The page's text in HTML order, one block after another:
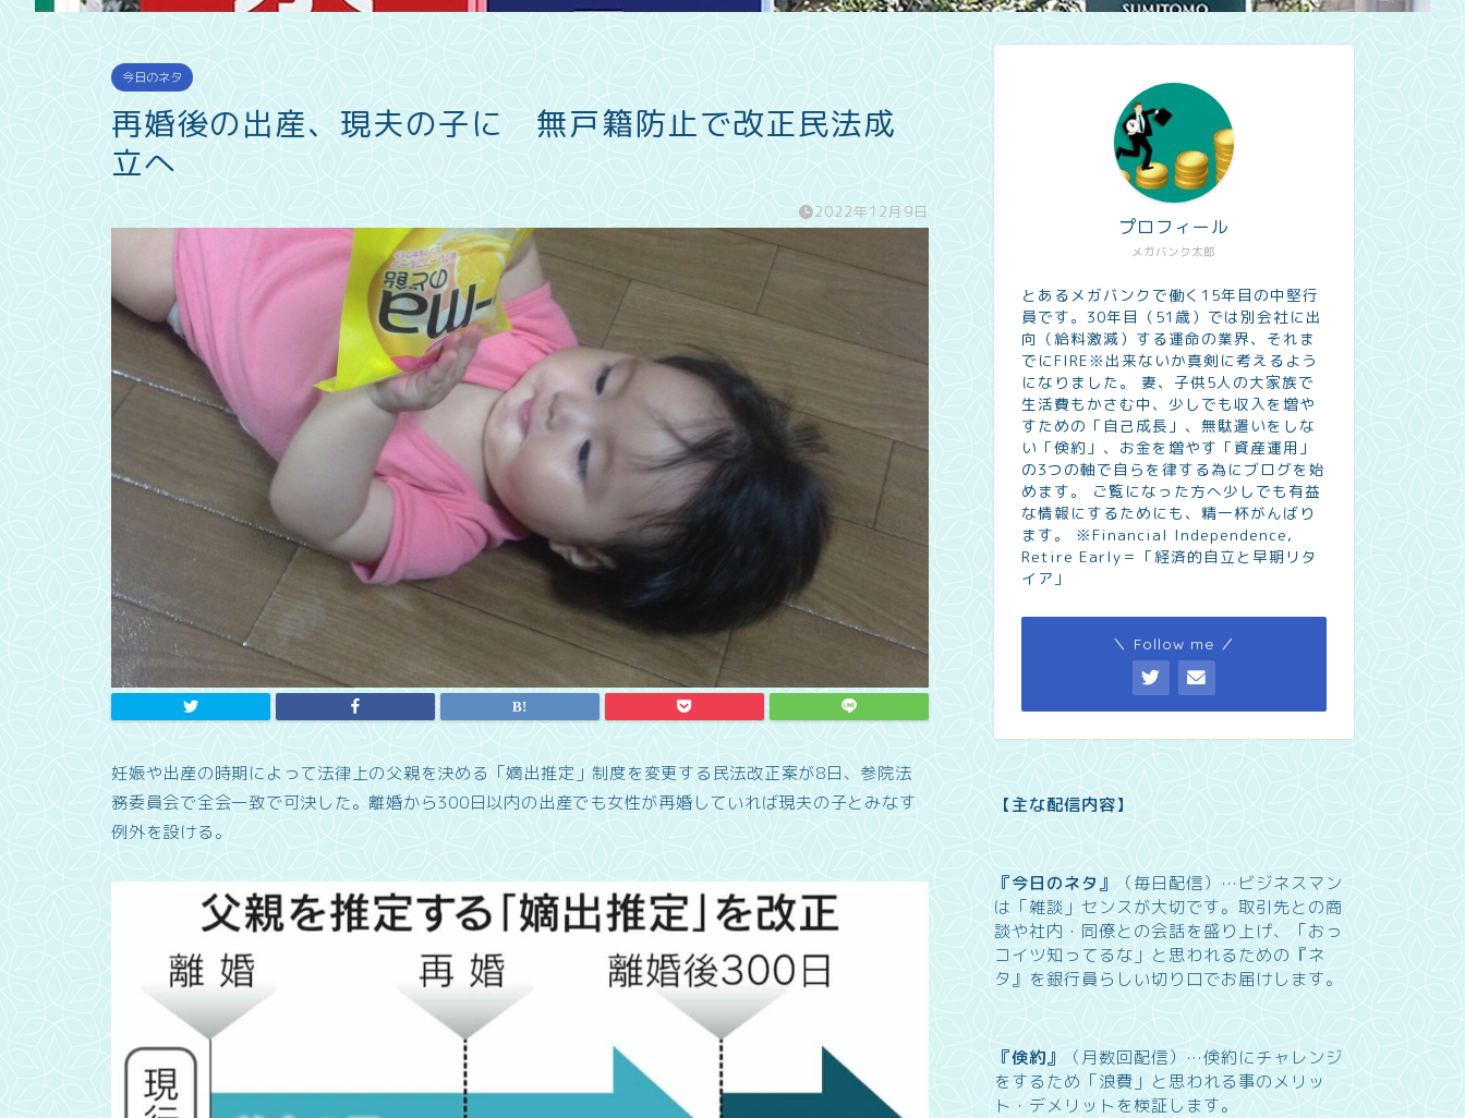
今日のネタ
再婚後の出産、現夫の子に 無戸籍防止で改正民法成
立へ
2022年12月9日
妊娠や出産の時期によって法律上の父親を決める「嫡出推定」制度を変更する民法改正案が8日、参院法
務委員会で全会一致で可決した。離婚から300日以内の出産でも女性が再婚していれば現夫の子とみなす
例外を設ける。
メガバンク太郎
プロフィール
とあるメガバンクで働く15年目の中堅行
員です。30年目（51歳）では別会社に出
向（給料激減）する運命の業界、それま
でにFIRE※出来ないか真剣に考えるよう
になりました。 妻、子供5人の大家族で
生活費もかさむ中、少しでも収入を増や
すための「自己成長」、無駄遣いをしな
い「倹約」、お金を増やす「資産運用」
の3つの軸で自らを律する為にブログを始
めます。 ご覧になった方へ少しでも有益
な情報にするためにも、精一杯がんばり
ます。 ※Financial Independence,
Retire Early＝「経済的自立と早期リタ
イア」
＼ Follow me ／
【主な配信内容】
『今日のネタ』 （毎日配信）… ビジネスマン
は「雑談」センスが大切です。取引先との商
談や社内・同僚との会話を盛り上げ、「おっ
コイツ知ってるな」と思われるための『ネ
タ』を銀行員らしい切り口でお届けします。
『倹約』 （月数回配信）…倹約にチャレンジ
をするため「浪費」と思われる事のメリッ
ト・デメリットを検証します。